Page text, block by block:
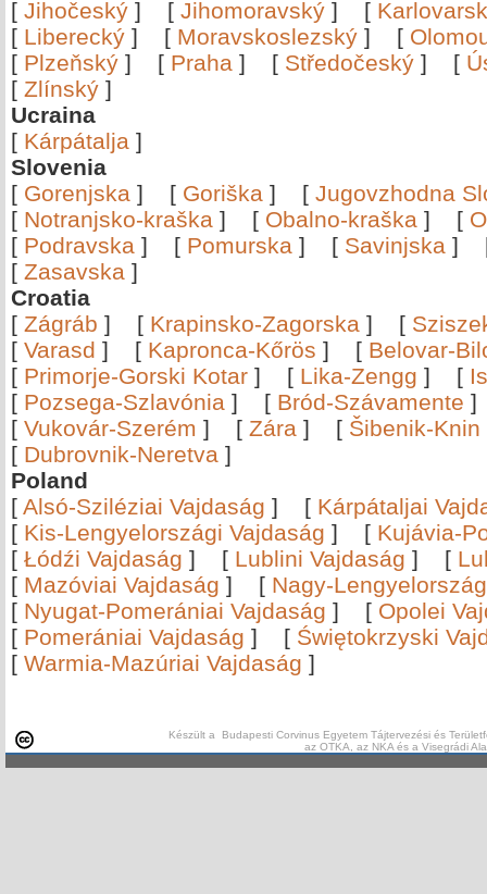
[ Jihočeský ] [ Jihomoravský ] [
[ Liberecký ] [ Moravskoslezský ] [
[ Plzeňský ] [ Praha ] [ Středočeský ] [
[ Zlínský ]
Ucraina
[ Kárpátalja ]
Slovenia
[ Gorenjska ] [ Goriška ] [ Jugovzhodna
[ Notranjsko-kraška ] [ Obalno-kraška ] [
[ Podravska ] [ Pomurska ] [ Savinjska ]
[ Zasavska ]
Croatia
[ Zágráb ] [ Krapinsko-Zagorska ] [
[ Varasd ] [ Kapronca-Kőrös ] [ Belovar-
[ Primorje-Gorski Kotar ] [ Lika-Zengg ] [
[ Pozsega-Szlavónia ] [ Bród-Szávamente
[ Vukovár-Szerém ] [ Zára ] [ Šibenik-Knin
[ Dubrovnik-Neretva ]
Poland
[ Alsó-Sziléziai Vajdaság ] [ Kárpátaljai
[ Kis-Lengyelországi Vajdaság ] [ Kujávia-
[ Łódźi Vajdaság ] [ Lublini Vajdaság ] [
[ Mazóviai Vajdaság ] [ Nagy-
[ Nyugat-Pomerániai Vajdaság ] [ Opolei
[ Pomerániai Vajdaság ] [ Świętokrzyski
[ Warmia-Mazúriai Vajdaság ]
Készült a Budapesti Corvinus Egyetem Tájtervezési és
az OTKA, az NKA és a Visegrádi